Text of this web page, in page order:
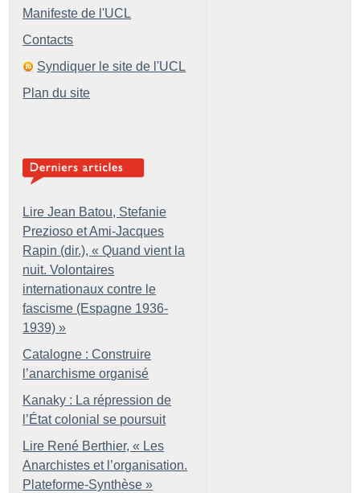
Manifeste de l'UCL
Contacts
Syndiquer le site de l'UCL
Plan du site
Lire Jean Batou, Stefanie
Prezioso et Ami-Jacques
Rapin (dir.), « Quand vient la
nuit. Volontaires
internationaux contre le
fascisme (Espagne 1936-
1939) »
Catalogne : Construire
l’anarchisme organisé
Kanaky : La répression de
l’État colonial se poursuit
Lire René Berthier, « Les
Anarchistes et l’organisation.
Plateforme-Synthèse »